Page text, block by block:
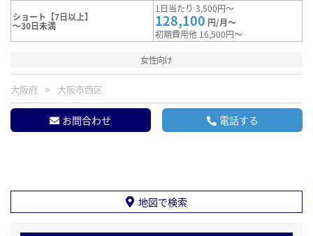
ショート【7日以上】
～30日未満
1日当たり 3,500円～
128,100 円/月～
初期費用他 16,500円～
女性向け
大阪府 大阪市西区
お問合わせ 電話する
地図で検索